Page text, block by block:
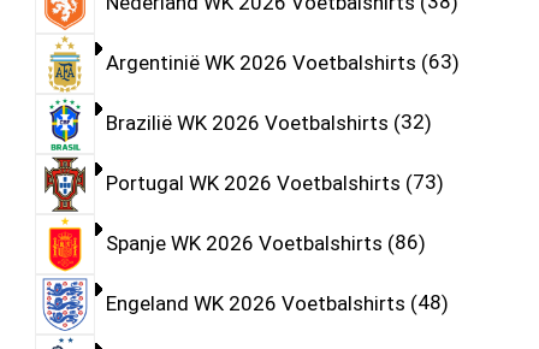
Argentinië WK 2026 Voetbalshirts 63
Brazilië WK 2026 Voetbalshirts 32
Portugal WK 2026 Voetbalshirts 73
Spanje WK 2026 Voetbalshirts 86
Engeland WK 2026 Voetbalshirts 48